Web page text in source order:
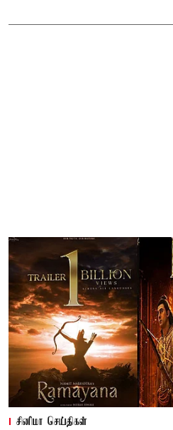
சினிமா செய்திகள்